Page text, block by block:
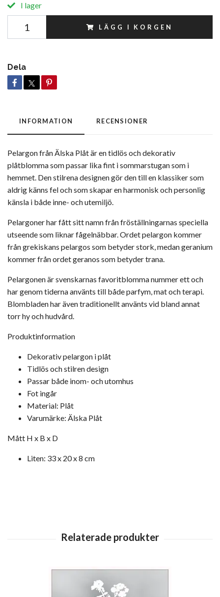
I lager
LÄGG I KORGEN
Dela
INFORMATION RECENSIONER
Pelargon frånÄlska Plåtär en tidlös och dekorativ
plåtblomma som passar lika fint i sommarstugan som i
hemmet. Den stilrena designen gör den till en klassiker som
aldrig känns fel och som skapar en harmonisk och personlig
känsla i både inne- och utemiljö.
Pelargoner har fått sitt namn från fröställningarnas speciella
utseende som liknar fågelnäbbar. Ordet pelargon kommer
från grekiskans pelargos som betyder stork, medan geranium
kommer från ordet geranos som betyder trana.
Pelargonen är svenskarnas favoritblomma nummer ett och
har genom tiderna använts till både parfym, mat och terapi.
Blombladen har även traditionellt använts vid bland annat
torr hy och hudvård.
Produktinformation
Dekorativ pelargon i plåt
Tidlös och stilren design
Passar både inom- och utomhus
Fot ingår
Material: Plåt
Varumärke: Älska Plåt
Mått H x B x D
Liten: 33 x 20 x 8 cm